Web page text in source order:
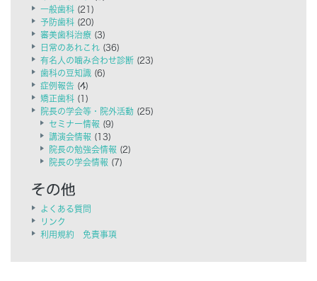
一般歯科 (21)
予防歯科 (20)
審美歯科治療 (3)
日常のあれこれ (36)
有名人の噛み合わせ診断 (23)
歯科の豆知識 (6)
症例報告 (4)
矯正歯科 (1)
院長の学会等・院外活動 (25)
セミナー情報 (9)
講演会情報 (13)
院長の勉強会情報 (2)
院長の学会情報 (7)
よくある質問
リンク
利用規約 免責事項